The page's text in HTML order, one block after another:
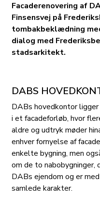
Facaderenovering af
Finsensvej på
tombakbeklædning
dialog med
stadsarkitekt.
DABS
DABs hovedkontor ligger
i et facadeforløb, hvor
aldre og udtryk møder
enhver fornyelse af
enkelte bygning, men
om de to
DABs ejendom og er
samlede karakter.